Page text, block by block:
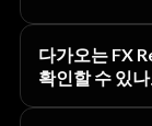
다가오는 FX
확인할 수 있